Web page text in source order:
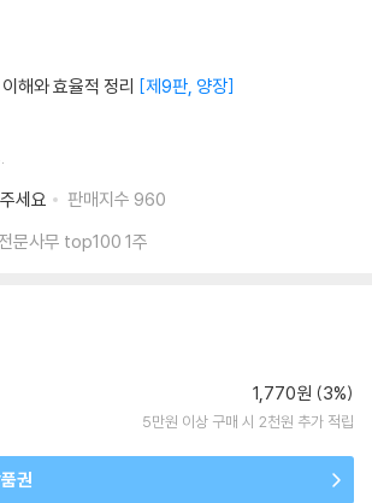
해와 효율적 정리 제9판, 양장
세요
판매지수 960
문사무 top100 1주
1,770원 (3%)
5만원 이상 구매 시 2천원 추가 적립
권